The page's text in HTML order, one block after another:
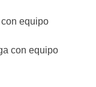
equipo
con equipo